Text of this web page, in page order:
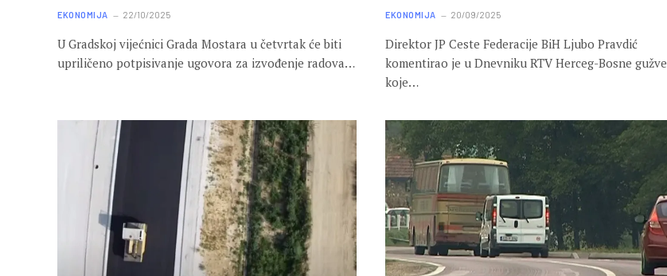
EKONOMIJA 22/10/2025
U Gradskoj vijećnici Grada Mostara u četvrtak će biti
upriličeno potpisivanje ugovora za izvođenje radova…
EKONOMIJA 20/09/2025
Direktor JP Ceste Federacije BiH Ljubo Pravdić
komentirao je u Dnevniku RTV Herceg-Bosne gužve
koje…